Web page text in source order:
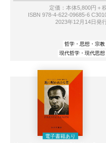
定価：本体5,800円＋
ISBN 978-4-622-09685-6
2023年12月14日発
哲学・思想・宗教
現代哲学・現代思想